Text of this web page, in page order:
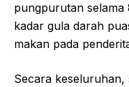
pungpurutan
kadar gula darah
makan pada
Secara keseluruhan,